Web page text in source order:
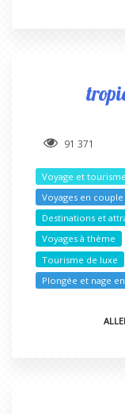
91 371
Voyage et tourisme
Voyages en
Destinations et
Voyages à thème
Tourisme de luxe
Plongée et nage